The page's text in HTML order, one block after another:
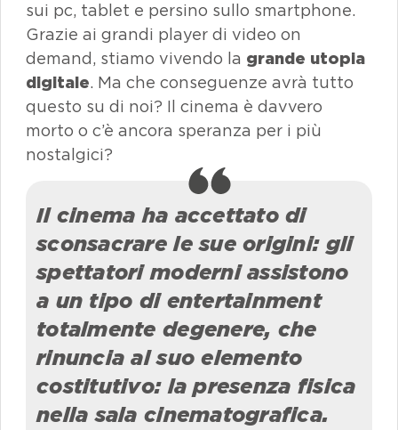
sui pc, tablet e persino sullo smartphone.
Grazie ai grandi player di video on
demand, stiamo vivendo la grande utopia
digitale. Ma che conseguenze avrà tutto
questo su di noi? Il cinema è davvero
morto o c’è ancora speranza per i più
nostalgici?
Il cinema ha accettato di
sconsacrare le sue origini: gli
spettatori moderni assistono
a un tipo di entertainment
totalmente degenere, che
rinuncia al suo elemento
costitutivo: la presenza fisica
nella sala cinematografica.